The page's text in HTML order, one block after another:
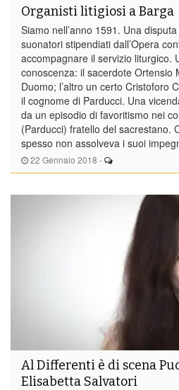
22 Gennaio 2018 -
Organisti litigiosi a Barga
Siamo nell’anno 1591. Una
suonatori stipendiati dall’Opera
accompagnare il servizio liturgico.
conoscenza: il sacerdote Ortensio
Duomo; l’altro un certo Cristoforo
il cognome di Parducci. Una
da un episodio di favoritismo nei
(Parducci) fratello del sacrestano.
spesso non assolveva i suoi
Al Differenti è di scena
Elisabetta Salvatori